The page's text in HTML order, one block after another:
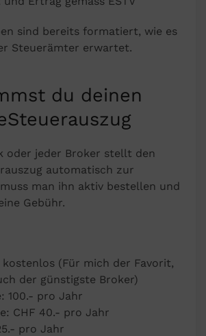
sind bereits formatiert, wie es
Steuerämter erwartet.
du deinen
oder jeder Broker stellt den
automatisch zur
man ihn aktiv bestellen und
Gebühr.
kostenlos (Für mich der Favorit,
der günstigste Broker)
100.- pro Jahr
CHF 40.- pro Jahr
pro Jahr